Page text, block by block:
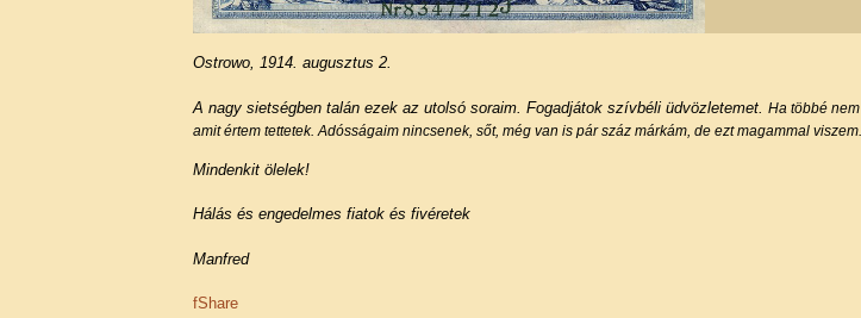
Ostrowo, 1914. augusztus 2.
A nagy sietségben talán ezek az utolsó soraim. Fogadjátok szívbéli üdvözletemet. Ha többé nem
amit értem tettetek. Adósságaim nincsenek, sőt, még van is pár száz márkám, de ezt magammal viszem.
Mindenkit ölelek!
Hálás és engedelmes fiatok és fivéretek
Manfred
fShare